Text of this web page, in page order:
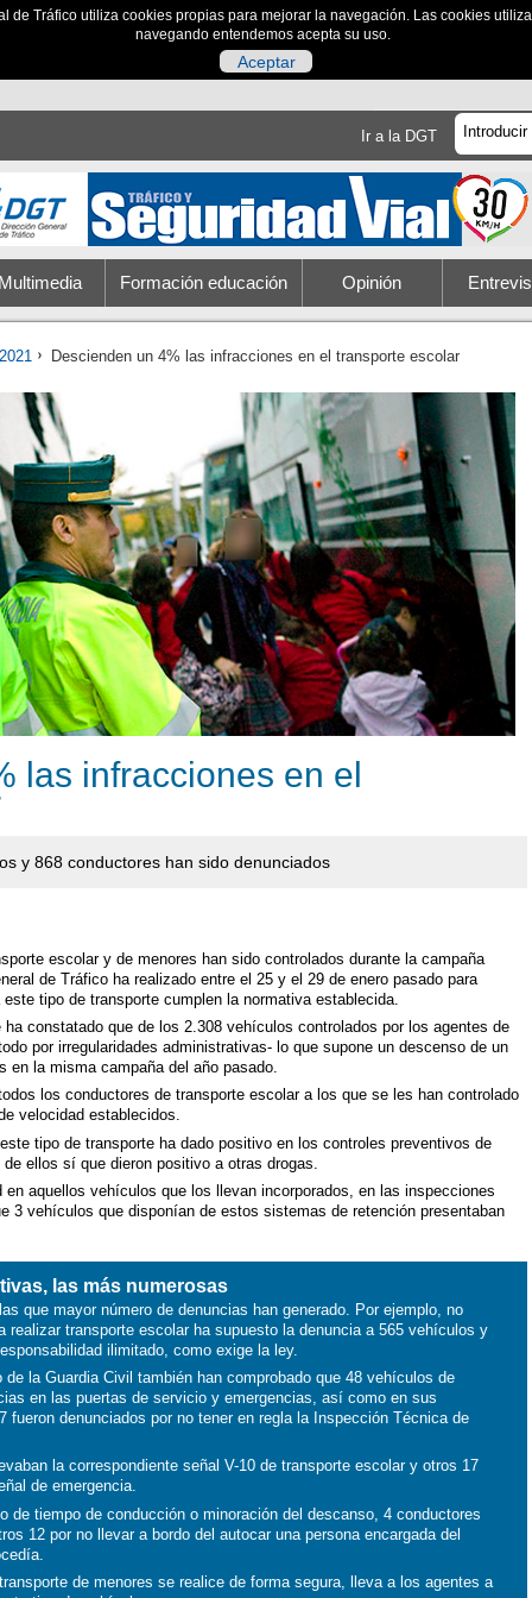
Tráfico utiliza cookies propias para mejorar la navegación. Las cookies
navegando entendemos acepta su uso.
Aceptar
Ir a la DGT
Formación educación Opinión
2021 Descienden un 4% las infracciones en el transporte escolar
las infracciones en el
y 868 conductores han sido denunciados
escolar y de menores han sido controlados durante la campaña
de Tráfico ha realizado entre el 25 y el 29 de enero pasado para
tipo de transporte cumplen la normativa establecida.
constatado que de los 2.308 vehículos controlados por los agentes de
por irregularidades administrativas- lo que supone un descenso de un
en la misma campaña del año pasado.
los conductores de transporte escolar a los que se les han controlado
velocidad establecidos.
tipo de transporte ha dado positivo en los controles preventivos de
ellos sí que dieron positivo a otras drogas.
aquellos vehículos que los llevan incorporados, en las inspecciones
3 vehículos que disponían de estos sistemas de retención presentaban
las más numerosas
que mayor número de denuncias han generado. Por ejemplo, no
realizar transporte escolar ha supuesto la denuncia a 565 vehículos y
ilimitado, como exige la ley.
la Guardia Civil también han comprobado que 48 vehículos de
en las puertas de servicio y emergencias, así como en sus
denunciados por no tener en regla la Inspección Técnica de
la correspondiente señal V-10 de transporte escolar y otros 17
de emergencia.
de tiempo de conducción o minoración del descanso, 4 conductores
12 por no llevar a bordo del autocar una persona encargada del
de menores se realice de forma segura, lleva a los agentes a